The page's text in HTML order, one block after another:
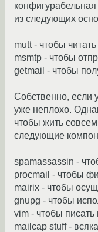
из следующих
mutt - чтобы читать
msmtp - чтобы
getmail - чтобы
Собственно, если
уже неплохо.
чтобы жить
следующие
spamassassin -
procmail - чтобы
mairix - чтобы
gnupg - чтобы
vim - чтобы писать
mailcap stuff -